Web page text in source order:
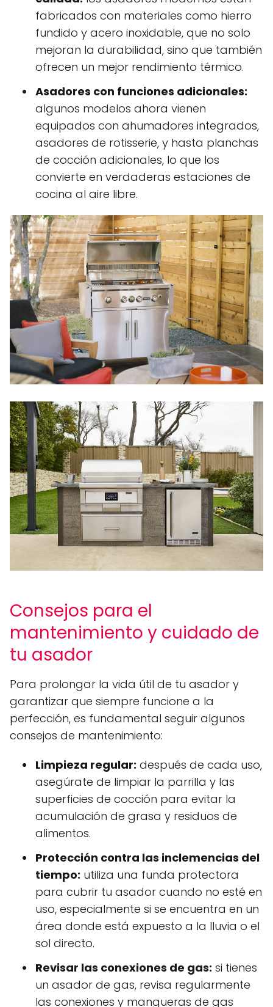
fabricados con materiales como hierro
fundido y acero inoxidable, que no solo
mejoran la durabilidad, sino que también
ofrecen un mejor rendimiento térmico.
Asadores con funciones adicionales:
algunos modelos ahora vienen
equipados con ahumadores integrados,
asadores de rotisserie, y hasta planchas
de cocción adicionales, lo que los
convierte en verdaderas estaciones de
cocina al aire libre.
Consejos para el
mantenimiento y cuidado de
tu asador
Para prolongar la vida útil de tu asador y
garantizar que siempre funcione a la
perfección, es fundamental seguir algunos
consejos de mantenimiento:
Limpieza regular: después de cada uso,
asegúrate de limpiar la parrilla y las
superficies de cocción para evitar la
acumulación de grasa y residuos de
alimentos.
Protección contra las inclemencias del
tiempo: utiliza una funda protectora
para cubrir tu asador cuando no esté en
uso, especialmente si se encuentra en un
área donde está expuesto a la lluvia o el
sol directo.
Revisar las conexiones de gas: si tienes
un asador de gas, revisa regularmente
las conexiones y mangueras de gas